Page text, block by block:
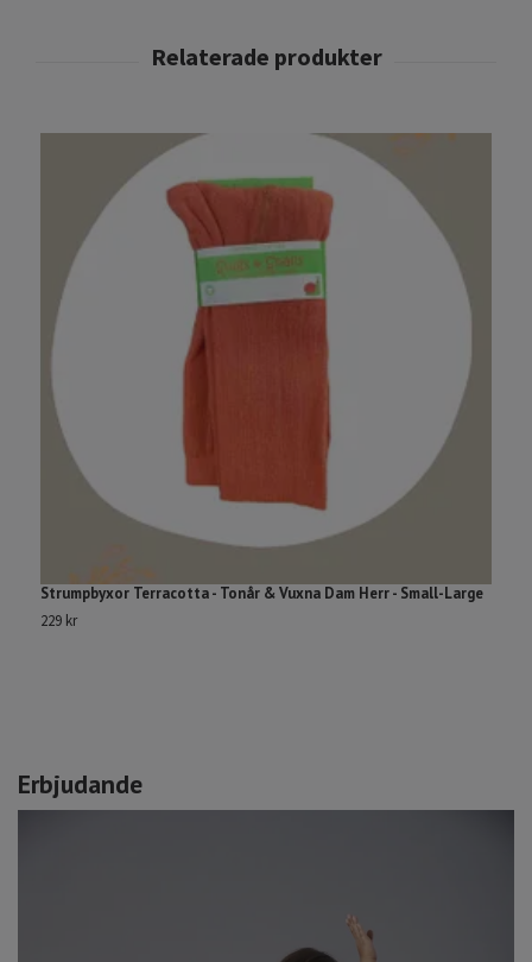
Erbjudande
Strumpbyxor Terracotta - Tonår & Vuxna Dam Herr - Small-Large
229 kr